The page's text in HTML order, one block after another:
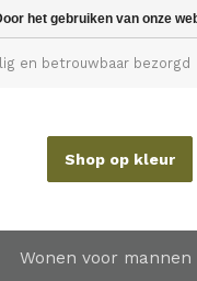
en betrouwbaar bezorgd
Shop op kleur
Wonen voor mannen
het gebruiken van onze